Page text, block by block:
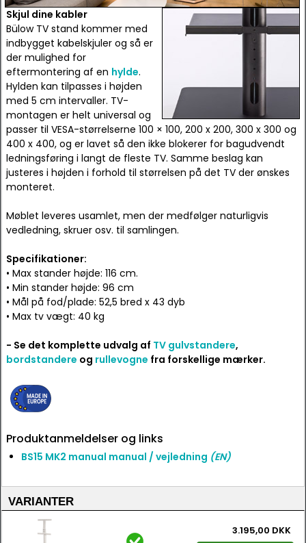
Skjul dine kabler
Bülow TV stand kommer med
indbygget kabelskjuler og så er
der mulighed for
eftermontering af en hylde.
Hylden kan tilpasses i højden
med 5 cm intervaller. TV-
montagen er helt universal og
passer til VESA-størrelserne 100 × 100, 200 x 200, 300 x 300 og
400 x 400, og er lavet så den ikke blokerer for bagudvendt
ledningsføring i langt de fleste TV. Samme beslag kan
justeres i højden i forhold til størrelsen på det TV der ønskes
monteret.
Møblet leveres usamlet, men der medfølger naturligvis
vedledning, skruer osv. til samlingen.
Specifikationer:
• Max stander højde: 116 cm.
• Min stander højde: 96 cm
• Mål på fod/plade: 52,5 bred x 43 dyb
• Max tv vægt: 40 kg
- Se det komplette udvalg af TV gulvstandere,
bordstandere og rullevogne fra forskellige mærker.
Produktanmeldelser og links
BS15 MK2 manual manual / vejledning (EN)
VARIANTER
3.195,00 DKK